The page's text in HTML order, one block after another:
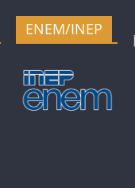
ENEM/INEP